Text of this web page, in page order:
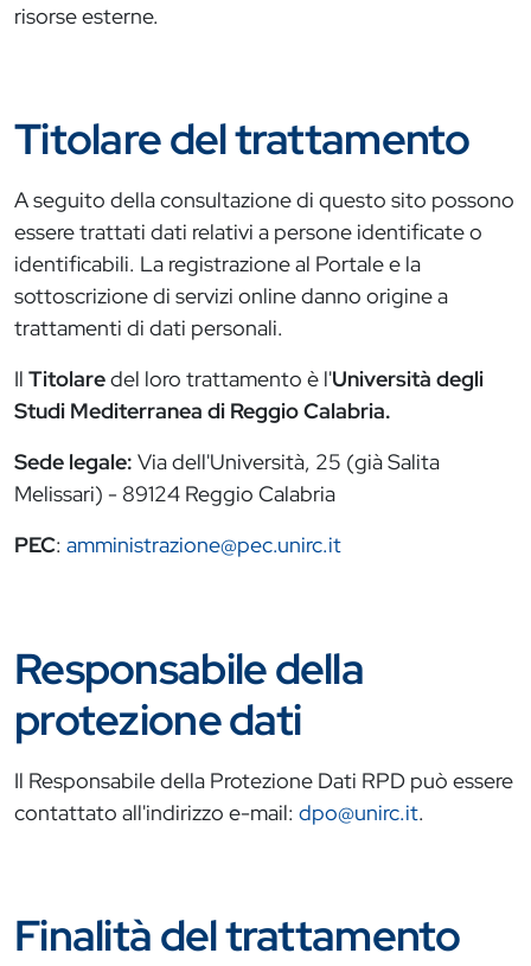
risorse esterne.
Titolare del trattamento
A seguito della consultazione di questo sito possono
essere trattati dati relativi a persone identificate o
identificabili. La registrazione al Portale e la
sottoscrizione di servizi online danno origine a
trattamenti di dati personali.
Il Titolaredel loro trattamento è l'Università degli
Studi Mediterranea di Reggio Calabria.
Sede legale: Via dell'Università, 25 (già Salita
Melissari) - 89124 Reggio Calabria
PEC: amministrazione@pec.unirc.it
Responsabile della
protezione dati
Il Responsabile della Protezione Dati RPD può essere
contattato all'indirizzo e-mail: dpo@unirc.it.
Finalità del trattamento